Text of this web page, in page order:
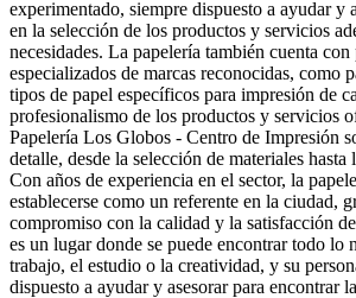
experimentado, siempre dispuesto a ayudar y
en la selección de los productos y servicios
necesidades. La papelería también cuenta
especializados de marcas reconocidas, como
tipos de papel específicos para impresión de
profesionalismo de los productos y servicios
Papelería Los Globos - Centro de Impresión
detalle, desde la selección de materiales hasta
Con años de experiencia en el sector, la
establecerse como un referente en la ciudad,
compromiso con la calidad y la satisfacción
es un lugar donde se puede encontrar todo lo
trabajo, el estudio o la creatividad, y su
dispuesto a ayudar y asesorar para encontrar